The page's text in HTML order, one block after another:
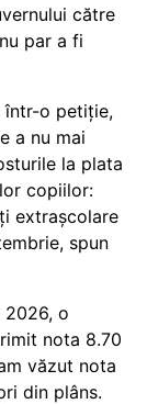
către
par a fi
într-o petiție,
a nu mai
la plata
copiilor:
extrașcolare
spun
2026, o
nota 8.70
văzut nota
din plâns.